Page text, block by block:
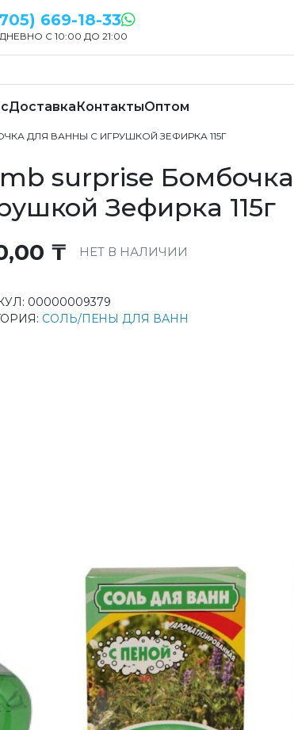
669-18-33
С 10:00 ДО 21:00
ДоставкаКонтактыОптом
ДЛЯ ВАННЫ С ИГРУШКОЙ ЗЕФИРКА 115Г
surprise
Зефирка 115г
₸ НЕТ В НАЛИЧИИ
00000009379
СОЛЬ/ПЕНЫ ДЛЯ ВАНН